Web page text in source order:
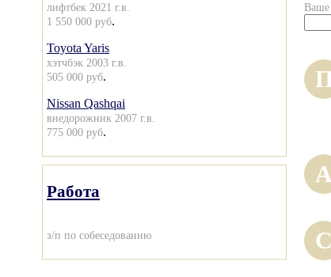
лифтбек 2021 г.в.
1 550 000 руб.
Toyota Yaris
хэтчбэк 2003 г.в.
505 000 руб.
Nissan Qashqai
внедорожник 2007 г.в.
775 000 руб.
Работа
з/п по собеседованию
А
С